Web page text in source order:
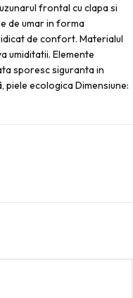
frontal cu clapa si
de umar in forma
de confort. Materialul
umiditatii. Elemente
sporesc siguranta in
ecologica Dimensiune: